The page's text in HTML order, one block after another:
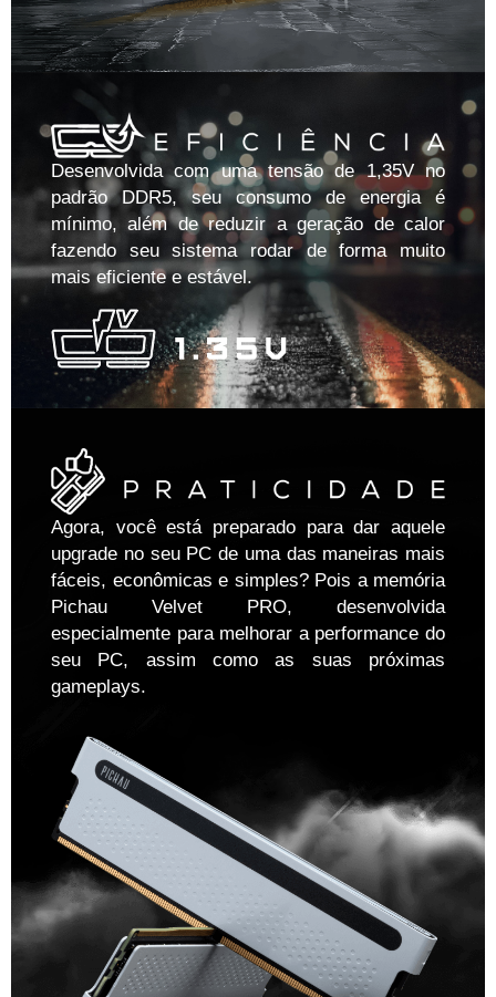
Desenvolvida com uma tensão de 1,35V no
padrão DDR5, seu consumo de energia é
mínimo, além de reduzir a geração de calor
fazendo seu sistema rodar de forma muito
mais eficiente e estável.
Agora, você está preparado para dar aquele
upgrade no seu PC de uma das maneiras mais
fáceis, econômicas e simples? Pois a memória
Pichau Velvet PRO, desenvolvida
especialmente para melhorar a performance do
seu PC, assim como as suas próximas
gameplays.